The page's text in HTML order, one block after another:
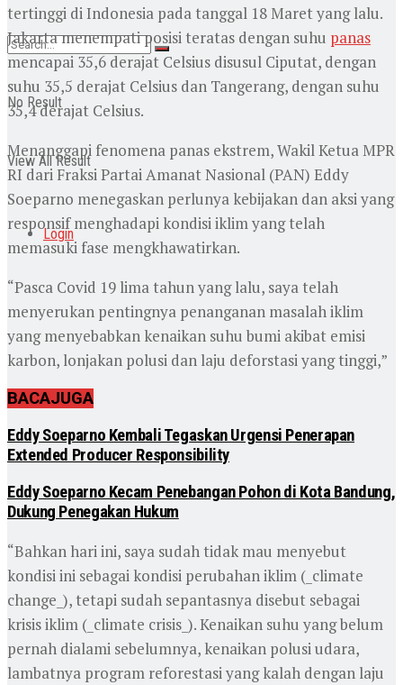
No Result
View All Result
Login
tertinggi di Indonesia pada tanggal 18 Maret yang lalu.
Jakarta menempati posisi teratas dengan suhu panas
mencapai 35,6 derajat Celsius disusul Ciputat, dengan
suhu 35,5 derajat Celsius dan Tangerang, dengan suhu
35,4 derajat Celsius.
Menanggapi fenomena panas ekstrem, Wakil Ketua MPR
RI dari Fraksi Partai Amanat Nasional (PAN) Eddy
Soeparno menegaskan perlunya kebijakan dan aksi yang
responsif menghadapi kondisi iklim yang telah
memasuki fase mengkhawatirkan.
“Pasca Covid 19 lima tahun yang lalu, saya telah
menyerukan pentingnya penanganan masalah iklim
yang menyebabkan kenaikan suhu bumi akibat emisi
karbon, lonjakan polusi dan laju deforstasi yang tinggi,”
BACAJUGA
Eddy Soeparno Kembali Tegaskan Urgensi Penerapan
Extended Producer Responsibility
Eddy Soeparno Kecam Penebangan Pohon di Kota Bandung,
Dukung Penegakan Hukum
“Bahkan hari ini, saya sudah tidak mau menyebut
kondisi ini sebagai kondisi perubahan iklim (_climate
change_), tetapi sudah sepantasnya disebut sebagai
krisis iklim (_climate crisis_). Kenaikan suhu yang belum
pernah dialami sebelumnya, kenaikan polusi udara,
lambatnya program reforestasi yang kalah dengan laju